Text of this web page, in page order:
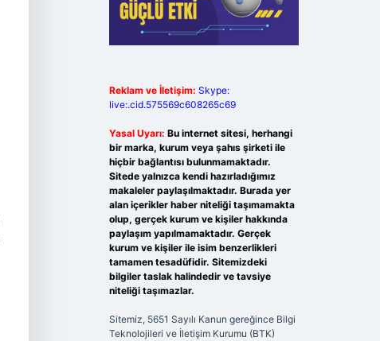
Reklam ve İletişim: Skype:
live:.cid.575569c608265c69
Yasal Uyarı: Bu internet sitesi, herhangi
bir marka, kurum veya şahıs şirketi ile
hiçbir bağlantısı bulunmamaktadır.
Sitede yalnızca kendi hazırladığımız
makaleler paylaşılmaktadır. Burada yer
alan içerikler haber niteliği taşımamakta
olup, gerçek kurum ve kişiler hakkında
paylaşım yapılmamaktadır. Gerçek
kurum ve kişiler ile isim benzerlikleri
tamamen tesadüfidir. Sitemizdeki
bilgiler taslak halindedir ve tavsiye
niteliği taşımazlar.
Sitemiz, 5651 Sayılı Kanun gereğince Bilgi
Teknolojileri ve İletişim Kurumu (BTK)